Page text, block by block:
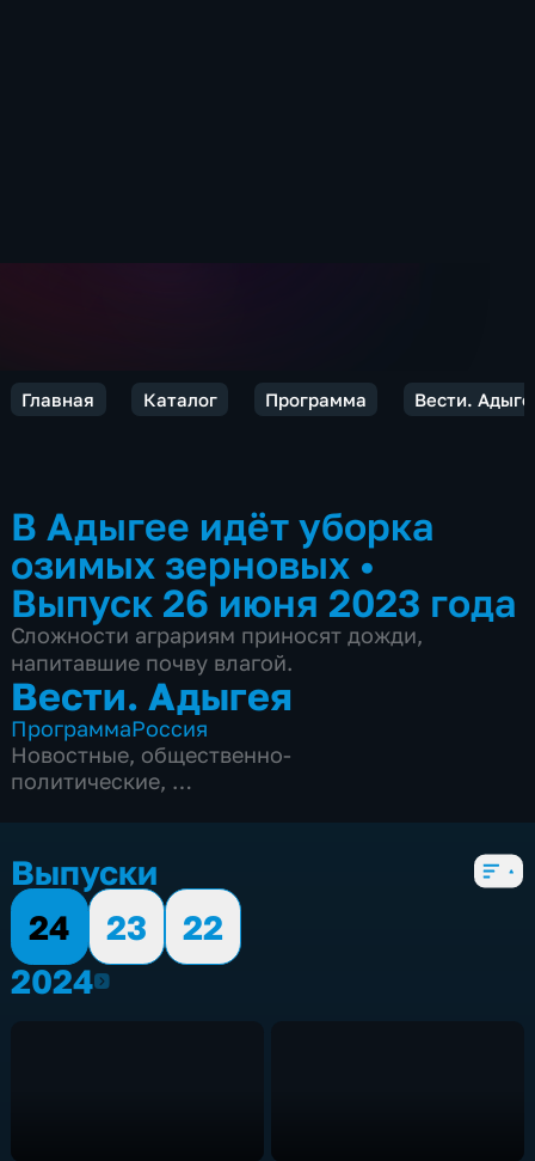
Главная Каталог Программа Вести.
В Адыгее идёт уборка
озимых зерновых •
Выпуск 26 июня 2023 года
Сложности аграриям приносят дожди,
напитавшие почву влагой.
Вести. Адыгея
ПрограммаРоссия
Новостные, общественно-
политические,
Выпуски
24
23
22
20242024